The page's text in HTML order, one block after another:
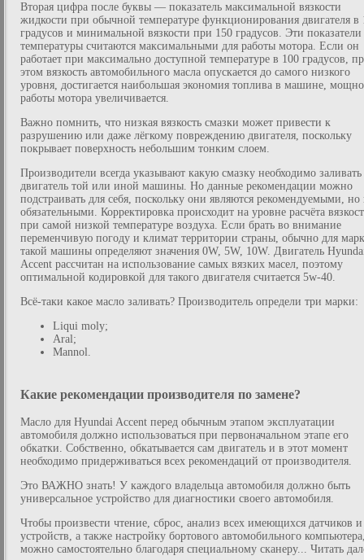
Вторая цифра после буквы — показатель максимальной вязкости
жидкости при обычной температуре функционирования двигателя в
градусов и минимальной вязкости при 150 градусов. Эти показатели
температуры считаются максимальными для работы мотора. Если он
работает при максимально доступной температуре в 100 градусов,
этом вязкость автомобильного масла опускается до самого низкого
уровня, достигается наибольшая экономия топлива в машине,
работы мотора увеличивается.
Важно помнить, что низкая вязкость смазки может привести к
разрушению или даже лёгкому повреждению двигателя, поскольку
покрывает поверхность небольшим тонким слоем.
Производители всегда указывают какую смазку необходимо заливать
двигатель той или иной машины. Но данные рекомендации можно
подстраивать для себя, поскольку они являются рекомендуемыми, но
обязательными. Корректировка происходит на уровне расчёта
при самой низкой температуре воздуха. Если брать во внимание
переменчивую погоду и климат территории страны, обычно для
такой машины определяют значения 0W, 5W, 10W. Двигатель
Accent рассчитан на использование самых вязких масел, поэтому
оптимальной кодировкой для такого двигателя считается 5w-40.
Всё-таки какое масло заливать? Производитель определи три марки:
Liqui moly;
Aral;
Mannol.
Какие рекомендации производителя по замене?
Масло для Hyundai Accent перед обычным этапом эксплуатации
автомобиля должно использоваться при первоначальном этапе его
обкатки. Собственно, обкатывается сам двигатель и в этот момент
необходимо придерживаться всех рекомендаций от производителя.
Это ВАЖНО знать! У каждого владельца автомобиля должно быть
универсальное устройство для диагностики своего автомобиля.
Чтобы произвести чтение, сброс, анализ всех имеющихся датчиков и
устройств, а также настройку бортового автомобильного
можно самостоятельно благодаря специальному сканеру... Читать